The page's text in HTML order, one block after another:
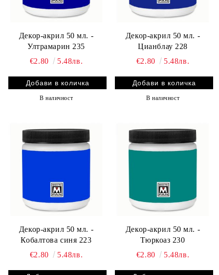
Декор-акрил 50 мл. -
Ултрамарин 235
€2.80
5.48лв.
В наличност
Декор-акрил 50 мл. -
Цианблау 228
€2.80
5.48лв.
В наличност
Декор-акрил 50 мл. -
Кобалтова синя 223
€2.80
5.48лв.
Декор-акрил 50 мл. -
Тюркоаз 230
€2.80
5.48лв.